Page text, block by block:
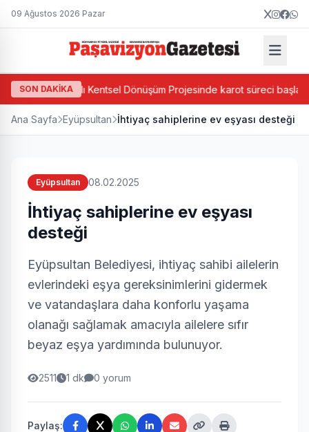
09 Ağustos 2026 Pazar
SON DAKİKA
Ada Bazlı Kentsel Dönüşüm Projesinde karot süreci başladı
Ana Sayfa Eyüpsultan İhtiyaç sahiplerine ev eşyası desteği
Eyüpsultan 08.02.2025
İhtiyaç sahiplerine ev eşyası
desteği
Eyüpsultan Belediyesi, ihtiyaç sahibi ailelerin
evlerindeki eşya gereksinimlerini gidermek
ve vatandaşlara daha konforlu yaşama
olanağı sağlamak amacıyla ailelere sıfır
beyaz eşya yardımında bulunuyor.
2511 1 dk 0 yorum
Paylaş: